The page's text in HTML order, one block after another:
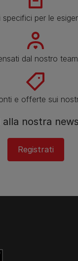
specifici per le
dal nostro
e offerte sui
alla nostra
Registrati